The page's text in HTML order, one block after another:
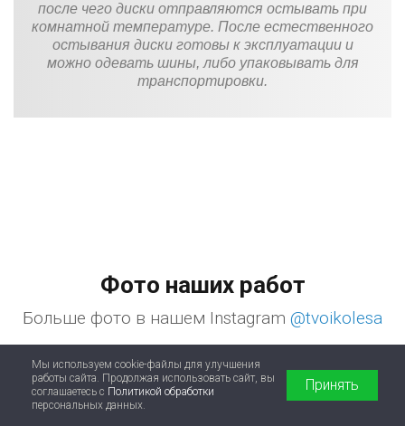
после чего диски отправляются остывать при
комнатной температуре. После естественного
остывания диски готовы к эксплуатации и
можно одевать шины, либо упаковывать для
транспортировки.
Фото наших работ
Больше фото в нашем Instagram @tvoikolesa
Мы используем cookie-файлы для улучшения
работы сайта. Продолжая использовать сайт, вы
соглашаетесь с Политикой обработки
персональных данных.
Принять